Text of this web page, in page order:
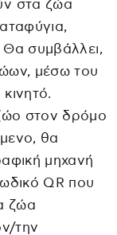
στα ζώα
Θα συμβάλλει,
μέσω του
στον δρόμο
θα
μηχανή
QR που
ζώα
την